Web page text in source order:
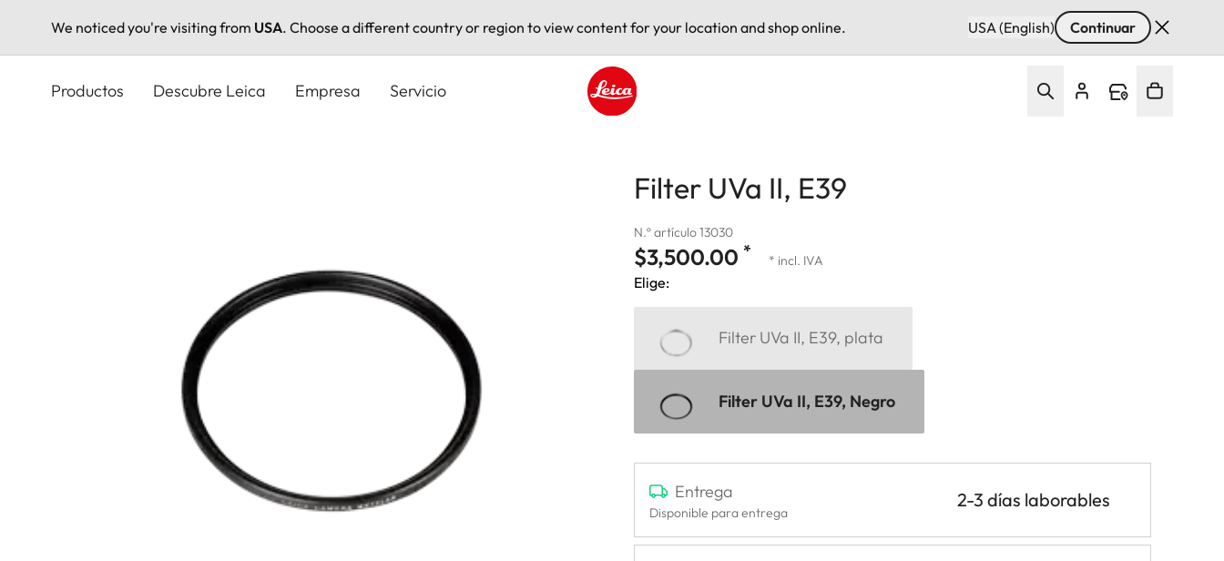
We noticed you're visiting from USA. Choose a different country or region to view content for your location and shop online. USA (English) Continuar
Productos Descubre Leica Empresa Servicio
Filter UVa II, E39
N.º artículo 13030
$3,500.00 * * incl. IVA
Elige:
Filter UVa II, E39, plata
Filter UVa II, E39, Negro
Entrega
Disponible para entrega
2-3 días laborables